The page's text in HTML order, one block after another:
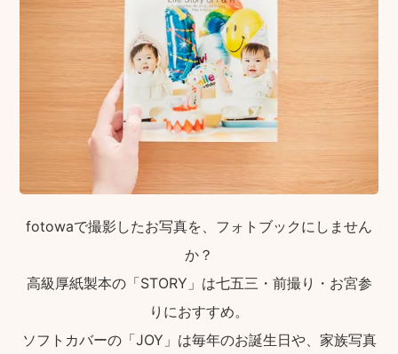
fotowaで撮影したお写真を、フォトブックにしません
か？
高級厚紙製本の「STORY」は七五三・前撮り・お宮参
りにおすすめ。
ソフトカバーの「JOY」は毎年のお誕生日や、家族写真